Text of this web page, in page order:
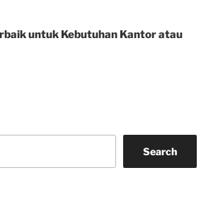
untuk Kebutuhan Kantor atau
Search